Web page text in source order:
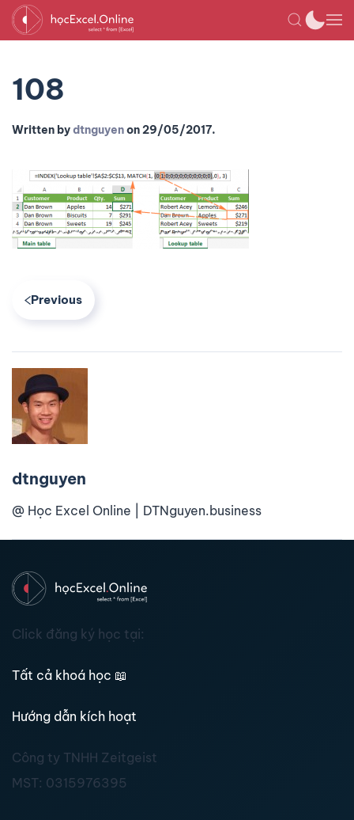
108
Written bydtnguyenon29/05/2017.
Previous
dtnguyen
@ Học Excel Online | DTNguyen.business
Click đăng ký học tại:
Tất cả khoá học 📖
Hướng dẫn kích hoạt
Công ty TNHH Zeitgeist
MST: 0315976395